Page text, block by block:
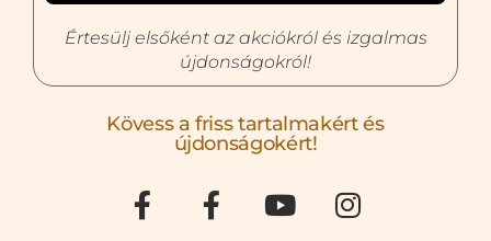
Értesülj elsőként az akciókról és izgalmas
újdonságokról!
Kövess a friss tartalmakért és
újdonságokért!